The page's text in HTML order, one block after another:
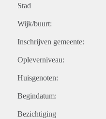
Stad
Wijk/buurt:
Inschrijven gemeente:
Opleverniveau:
Huisgenoten:
Begindatum:
Bezichtiging